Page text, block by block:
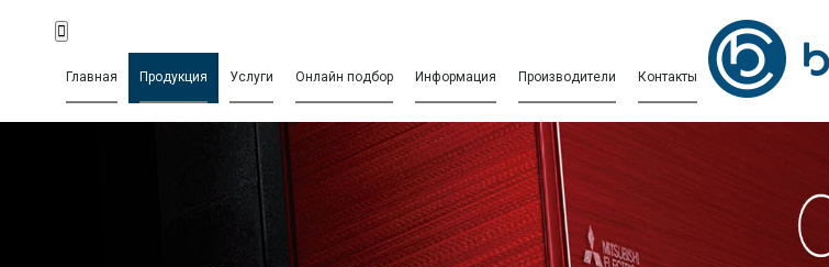
Главная Продукция Услуги Онлайн подбор Информация Производители Контакты